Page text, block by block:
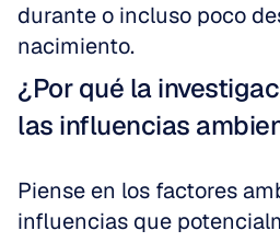
durante o incluso poco
nacimiento.
¿Por qué la
las influencias
Piense en los factores
influencias que